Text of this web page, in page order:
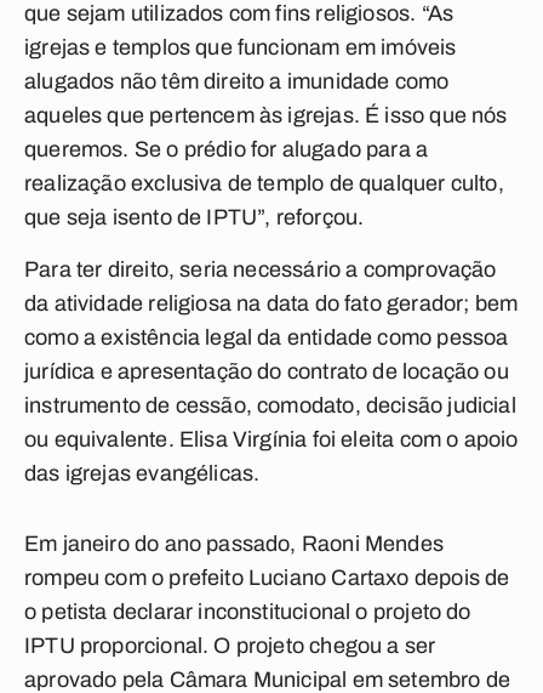
que sejam utilizados com fins religiosos. “As
igrejas e templos que funcionam em imóveis
alugados não têm direito a imunidade como
aqueles que pertencem às igrejas. É isso que nós
queremos. Se o prédio for alugado para a
realização exclusiva de templo de qualquer culto,
que seja isento de IPTU”, reforçou.
Para ter direito, seria necessário a comprovação
da atividade religiosa na data do fato gerador; bem
como a existência legal da entidade como pessoa
jurídica e apresentação do contrato de locação ou
instrumento de cessão, comodato, decisão judicial
ou equivalente. Elisa Virgínia foi eleita com o apoio
das igrejas evangélicas.
Em janeiro do ano passado, Raoni Mendes
rompeu com o prefeito Luciano Cartaxo depois de
o petista declarar inconstitucional o projeto do
IPTU proporcional. O projeto chegou a ser
aprovado pela Câmara Municipal em setembro de